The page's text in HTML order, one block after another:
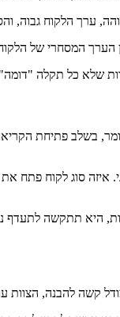
הלקוח גבוה,
המסחרי של הלקוח
שלא כל תקלה
בשלב פתיחת
סוג לקוח פתח
היא תתקשה לתעדף
קשה להבנה, הצוות